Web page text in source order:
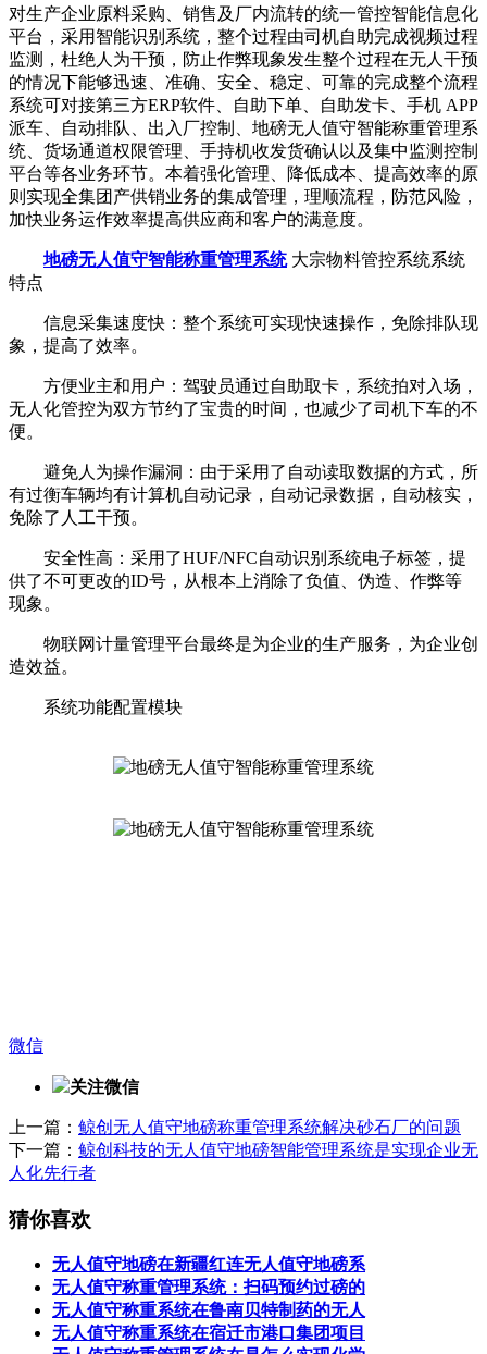
对生产企业原料采购、销售及厂内流转的统一管控智能信息化
平台，采用智能识别系统，整个过程由司机自助完成视频过程
监测，杜绝人为干预，防止作弊现象发生整个过程在无人干预
的情况下能够迅速、准确、安全、稳定、可靠的完成整个流程
系统可对接第三方ERP软件、自助下单、自助发卡、手机 APP
派车、自动排队、出入厂控制、地磅无人值守智能称重管理系
统、货场通道权限管理、手持机收发货确认以及集中监测控制
平台等各业务环节。本着强化管理、降低成本、提高效率的原
则实现全集团产供销业务的集成管理，理顺流程，防范风险，
加快业务运作效率提高供应商和客户的满意度。
地磅无人值守智能称重管理系统大宗物料管控系统系统
特点
信息采集速度快：整个系统可实现快速操作，免除排队现
象，提高了效率。
方便业主和用户：驾驶员通过自助取卡，系统拍对入场，
无人化管控为双方节约了宝贵的时间，也减少了司机下车的不
便。
避免人为操作漏洞：由于采用了自动读取数据的方式，所
有过衡车辆均有计算机自动记录，自动记录数据，自动核实，
免除了人工干预。
安全性高：采用了HUF/NFC自动识别系统电子标签，提
供了不可更改的ID号，从根本上消除了负值、伪造、作弊等
现象。
物联网计量管理平台最终是为企业的生产服务，为企业创
造效益。
系统功能配置模块
微信
关注微信
上一篇： 鲸创无人值守地磅称重管理系统解决砂石厂的问题
下一篇： 鲸创科技的无人值守地磅智能管理系统是实现企业无
人化先行者
猜你喜欢
无人值守地磅在新疆红连无人值守地磅系
无人值守称重管理系统：扫码预约过磅的
无人值守称重系统在鲁南贝特制药的无人
无人值守称重系统在宿迁市港口集团项目